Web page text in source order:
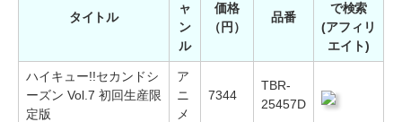
タイトル
ャ
ン
ル
価格
（円）
品番
で検索
(アフィリ
エイト)
ハイキュー!!セカンドシ
ーズン Vol.7 初回生産限
定版
ア
ニ
メ
7344
TBR-
25457D